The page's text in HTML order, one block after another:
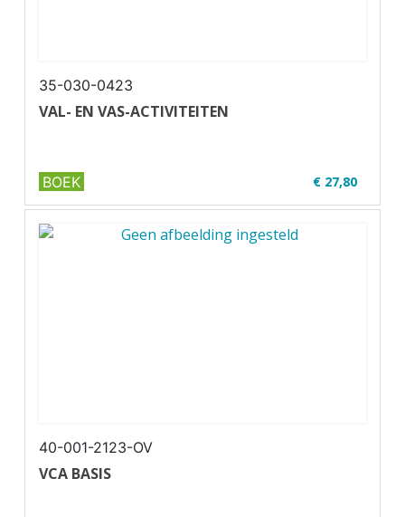
35-030-0423
VAL- EN VAS-ACTIVITEITEN
€ 27,80
✔ Niveau MBO 3-4
✔ Full colour
BOEK
40-001-2123-OV
VCA BASIS